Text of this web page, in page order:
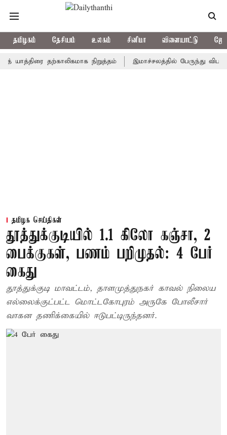
தமிழகம் தேசியம் உலகம் சினிமா விளையாட்டு
தற்காலிகமாக நிறுத்தம் இமாச்சலத்தில் பேருந்து விபத்து; 7
தமிழக செய்திகள்
தூத்துக்குடியில் 1.1 கிலோ கஞ்சா, 2
பைக்குகள், பணம் பறிமுதல்: 4 பேர்
கைது
தூத்துக்குடி மாவட்டம், தாளமுத்துநகர் காவல் நிலைய
எல்லைக்குட்பட்ட மொட்டகோபுரம் அருகே போலீசார்
வாகன தணிக்கையில் ஈடுபட்டிருந்தனர்.